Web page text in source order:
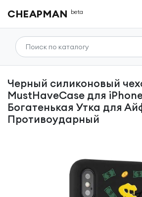
CHEAPMAN beta
Черный силиконовый чехол
MustHaveCase для
Богатенькая Утка для
Противоударный